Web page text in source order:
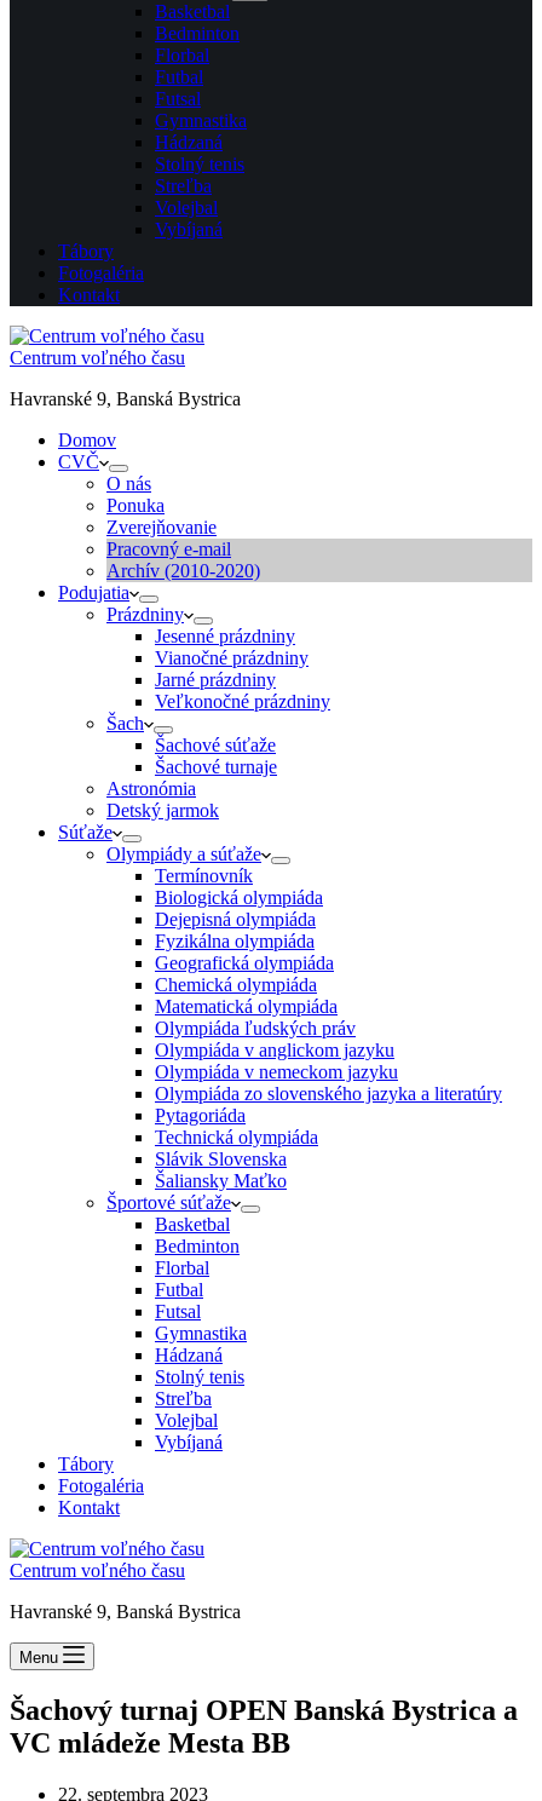
Basketbal
Bedminton
Florbal
Futbal
Futsal
Gymnastika
Hádzaná
Stolný tenis
Streľba
Volejbal
Vybíjaná
Tábory
Fotogaléria
Kontakt
Centrum voľného času
Havranské 9, Banská Bystrica
Domov
CVČ
O nás
Ponuka
Zverejňovanie
Pracovný e-mail
Archív (2010-2020)
Podujatia
Prázdniny
Jesenné prázdniny
Vianočné prázdniny
Jarné prázdniny
Veľkonočné prázdniny
Šach
Šachové súťaže
Šachové turnaje
Astronómia
Detský jarmok
Súťaže
Olympiády a súťaže
Termínovník
Biologická olympiáda
Dejepisná olympiáda
Fyzikálna olympiáda
Geografická olympiáda
Chemická olympiáda
Matematická olympiáda
Olympiáda ľudských práv
Olympiáda v anglickom jazyku
Olympiáda v nemeckom jazyku
Olympiáda zo slovenského jazyka a literatúry
Pytagoriáda
Technická olympiáda
Slávik Slovenska
Šaliansky Maťko
Športové súťaže
Basketbal
Bedminton
Florbal
Futbal
Futsal
Gymnastika
Hádzaná
Stolný tenis
Streľba
Volejbal
Vybíjaná
Tábory
Fotogaléria
Kontakt
Centrum voľného času
Havranské 9, Banská Bystrica
Menu
Šachový turnaj OPEN Banská Bystrica a
VC mládeže Mesta BB
22. septembra 2023